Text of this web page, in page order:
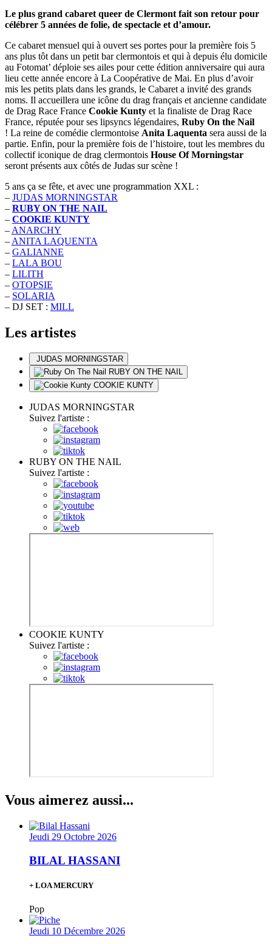
Le plus grand cabaret queer de Clermont fait son retour pour
célébrer 5 années de folie, de spectacle et d’amour.
Ce cabaret mensuel qui à ouvert ses portes pour la première fois 5
ans plus tôt dans un petit bar clermontois et qui à depuis élu domicile
au Fotomat’ déploie ses ailes pour cette édition anniversaire qui aura
lieu cette année encore à La Coopérative de Mai. En plus d’avoir
mis les petits plats dans les grands, le Cabaret a invité des grands
noms. Il accueillera une icône du drag français et ancienne candidate
de Drag Race France Cookie Kunty et la finaliste de Drag Race
France, réputée pour ses lipsyncs légendaires, Ruby On the Nail
! La reine de comédie clermontoise Anita Laquenta sera aussi de la
partie. Enfin, pour la première fois de l’histoire, tout les membres du
collectif iconique de drag clermontois House Of Morningstar
seront présents aux côtés de Judas sur scène !
5 ans ça se fête, et avec une programmation XXL :
– JUDAS MORNINGSTAR
– RUBY ON THE NAIL
– COOKIE KUNTY
– ANARCHY
– ANITA LAQUENTA
– GALIANNE
– LALA BOU
– LILITH
– OTOPSIE
– SOLARIA
– DJ SET : MILL
Les artistes
JUDAS MORNINGSTAR
RUBY ON THE NAIL
COOKIE KUNTY
JUDAS MORNINGSTAR
Suivez l'artiste :
RUBY ON THE NAIL
Suivez l'artiste :
COOKIE KUNTY
Suivez l'artiste :
Vous aimerez aussi...
Jeudi 29 Octobre 2026
BILAL HASSANI
+ LOA MERCURY
Pop
Jeudi 10 Décembre 2026